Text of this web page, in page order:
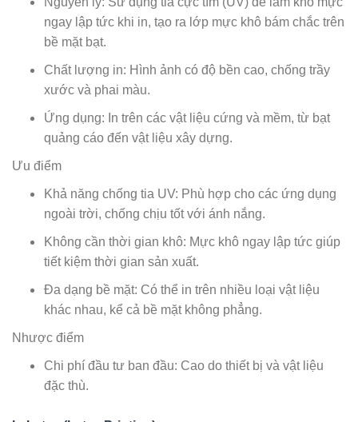
ngay lập tức khi in, tạo ra lớp mực khô bám chắc trên
bề mặt bạt.
Chất lượng in: Hình ảnh có độ bền cao, chống trầy
xước và phai màu.
Ứng dụng: In trên các vật liệu cứng và mềm, từ bạt
quảng cáo đến vật liệu xây dựng.
Ưu điểm
Khả năng chống tia UV: Phù hợp cho các ứng dụng
ngoài trời, chống chịu tốt với ánh nắng.
Không cần thời gian khô: Mực khô ngay lập tức giúp
tiết kiệm thời gian sản xuất.
Đa dạng bề mặt: Có thể in trên nhiều loại vật liệu
khác nhau, kể cả bề mặt không phẳng.
Nhược điểm
Chi phí đầu tư ban đầu: Cao do thiết bị và vật liệu
đặc thù.